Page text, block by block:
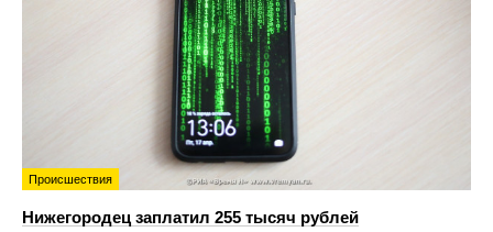
Происшествия
Нижегородец заплатил 255 тысяч рублей